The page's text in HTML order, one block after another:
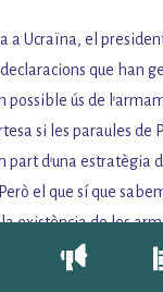
a Ucraïna, el
que han
possible ús de
si les paraules de
d’una estratègia
el que sí que
existència de les
I, en aquest